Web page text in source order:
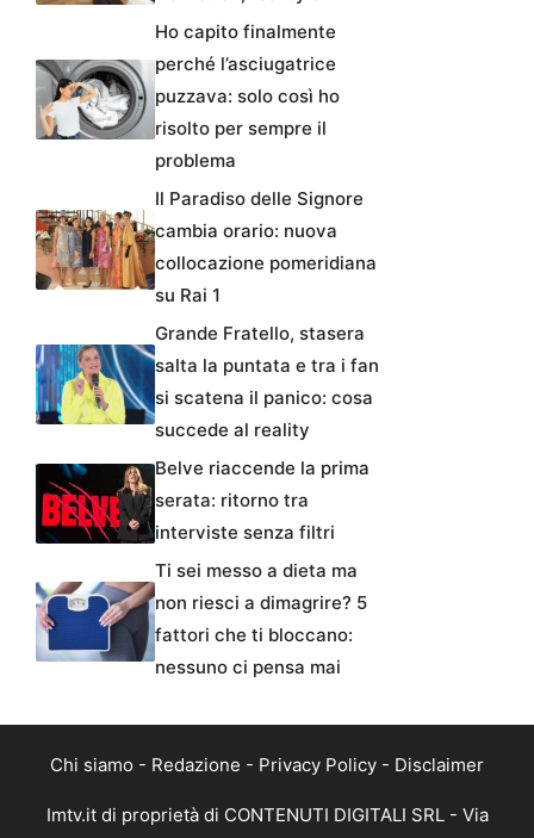
Ho capito finalmente
perché l’asciugatrice
puzzava: solo così ho
risolto per sempre il
problema
Il Paradiso delle Signore
cambia orario: nuova
collocazione pomeridiana
su Rai 1
Grande Fratello, stasera
salta la puntata e tra i fan
si scatena il panico: cosa
succede al reality
Belve riaccende la prima
serata: ritorno tra
interviste senza filtri
Ti sei messo a dieta ma
non riesci a dimagrire? 5
fattori che ti bloccano:
nessuno ci pensa mai
Chi siamo Redazione Privacy Policy Disclaimer
Imtv.it di proprietà di CONTENUTI DIGITALI SRL - Via